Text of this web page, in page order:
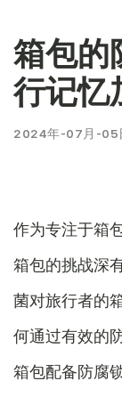
箱包的
行记忆
2024年-07月-05
作为专注于箱
箱包的挑战深
菌对旅行者的
何通过有效的
箱包配备防腐锁